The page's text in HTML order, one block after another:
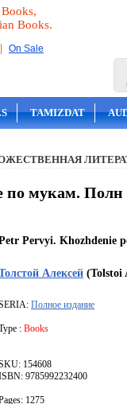
Books.
| On Sale
TAMIZDAT
мукам. Полн
Pervyi. Khozhdenie
Алексей (Tolstoi
Полное издание
: Books
154608
9785992232400
1275